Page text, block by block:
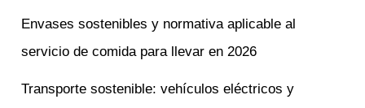
Envases sostenibles y normativa aplicable al
servicio de comida para llevar en 2026
Transporte sostenible: vehículos eléctricos y